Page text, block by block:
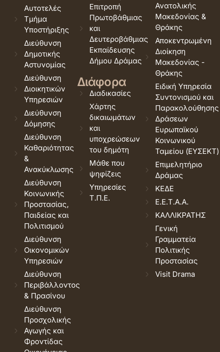
Αυτοτελές
Τμήμα
Υποστήριξης
Διεύθυνση
Δημοτικής
Αστυνομίας
Διεύθυνση
Διοικητικών
Υπηρεσιών
Διεύθυνση
Δόμησης
Διεύθυνση
Καθαριότητας
&
Ανακύκλωσης
Διεύθυνση
Κοινωνικής
Προστασίας,
Παιδείας και
Πολιτισμού
Διεύθυνση
Οικονομικών
Υπηρεσιών
Διεύθυνση
Περιβάλλοντος
& Πρασίνου
Διεύθυνση
Προσχολικής
Αγωγής και
Φροντίδας
Επιτροπή
Πρωτοβάθμιας
και
Δευτεροβάθμιας
Εκπαίδευσης
Δήμου Δράμας
Διάφορα
Διαδικασίες
Χάρτης
δικαιωμάτων
και
υποχρεώσεων
του δημότη
Μάθε που
ψηφίζεις
Υπηρεσίες
Τ.Π.Ε.
Ανατολικής
Μακεδονίας &
Θράκης
Αποκεντρωμένη
Διοίκηση
Μακεδονίας -
Θράκης
Ειδική Υπηρεσία
Συντονισμού και
Παρακολούθησης
Δράσεων
Ευρωπαϊκού
Κοινωνικού
Ταμείου (ΕΥΣΕΚΤ)
Επιμελητήριο
Δράμας
ΚΕΔΕ
Ε.Ε.Τ.Α.Α.
ΚΑΛΛΙΚΡΑΤΗΣ
Γενική
Γραμματεία
Πολιτικής
Προστασίας
Visit Drama